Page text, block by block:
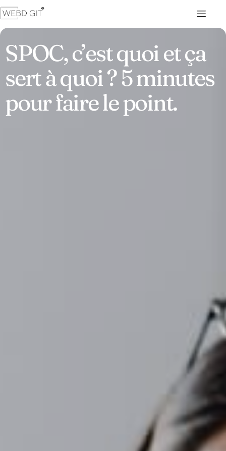
SPOC, c’est quoi et ça
sert à quoi ? 5 minutes
pour faire le point.